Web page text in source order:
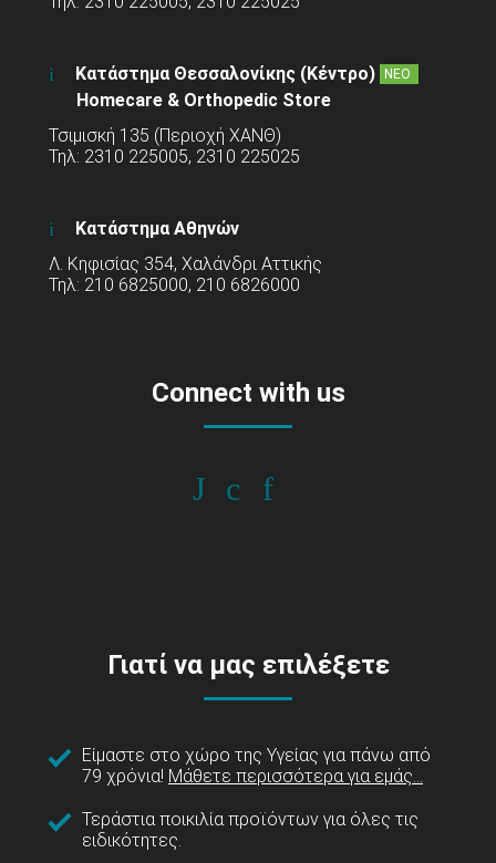
Κατάστημα Θεσσαλονίκης (Κέντρο) ΝΕΟ
Homecare & Orthopedic Store
Τσιμισκή 135 (Περιοχή ΧΑΝΘ)
Τηλ: 2310 225005, 2310 225025
Κατάστημα Αθηνών
Λ. Κηφισίας 354, Χαλάνδρι Αττικής
Τηλ: 210 6825000, 210 6826000
Connect with us
Γιατί να μας επιλέξετε
Είμαστε στο χώρο της Υγείας για πάνω από
79 χρόνια! Μάθετε περισσότερα για εμάς...
Τεράστια ποικιλία προϊόντων για όλες τις
ειδικότητες.